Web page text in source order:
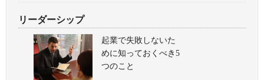
リーダーシップ
起業で失敗しないた
めに知っておくべき5
つのこと